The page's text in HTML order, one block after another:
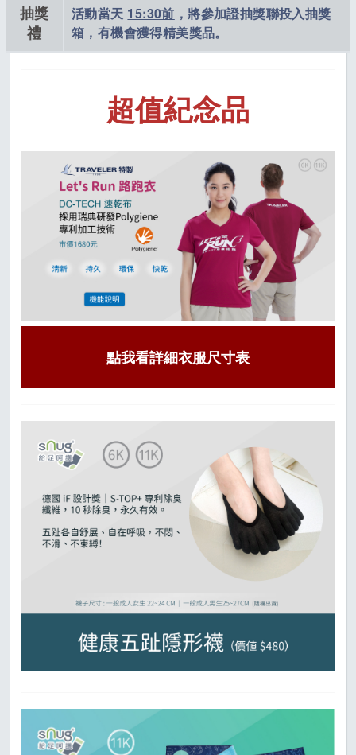
抽獎
禮
活動當天 15:30前 ，將參加證抽獎聯投入抽獎
箱，有機會獲得精美獎品。
超值紀念品
點我看詳細衣服尺寸表